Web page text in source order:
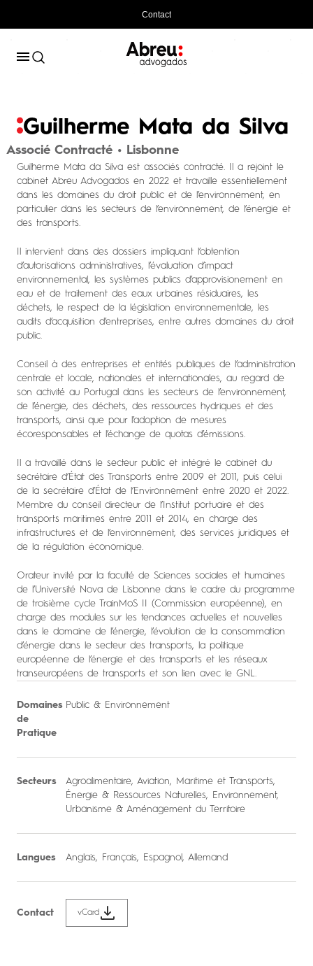
Contact
Guilherme Mata da Silva
Associé Contracté • Lisbonne
Guilherme Mata da Silva est associés contracté. Il a rejoint le
cabinet Abreu Advogados en 2022 et travaille essentiellement
dans les domaines du droit public et de l’environnement, en
particulier dans les secteurs de l’environnement, de l’énergie et
des transports.
Il intervient dans des dossiers impliquant l’obtention
d’autorisations administratives, l’évaluation d’impact
environnemental, les systèmes publics d’approvisionement en
eau et de traitement des eaux urbaines résiduaires, les
déchets, le respect de la législation environnementale, les
audits d’acquisition d’entreprises, entre autres domaines du droit
public.
Conseil à des entreprises et entités publiques de l’administration
centrale et locale, nationales et internationales, au regard de
son activité au Portugal dans les secteurs de l’environnement,
de l’énergie, des déchets, des ressources hydriques et des
transports, ainsi que pour l’adoption de mesures
écoresponsables et l’échange de quotas d’émissions.
Il a travaillé dans le secteur public et intégré le cabinet du
secrétaire d’État des Transports entre 2009 et 2011, puis celui
de la secrétaire d’État de l’Environnement entre 2020 et 2022.
Membre du conseil directeur de l’Institut portuaire et des
transports maritimes entre 2011 et 2014, en charge des
infrastructures et de l’environnement, des services juridiques et
de la régulation économique.
Orateur invité par la faculté de Sciences sociales et humaines
de l’Université Nova de Lisbonne dans le cadre du programme
de troisième cycle TrainMoS II (Commission européenne), en
charge des modules sur les tendances actuelles et nouvelles
dans le domaine de l’énergie, l’évolution de la consommation
d’énergie dans le secteur des transports, la politique
européenne de l’énergie et des transports et les réseaux
transeuropéens de transports et son lien avec le GNL.
Domaines
de
Pratique
Public & Environnement
Secteurs Agroalimentaire, Aviation, Maritime et Transports,
Énergie & Ressources Naturelles, Environnement,
Urbanisme & Aménagement du Territoire
Langues Anglais, Français, Espagnol, Allemand
Contact vCard